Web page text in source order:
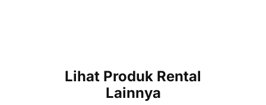
Lihat Produk Rental
Lainnya